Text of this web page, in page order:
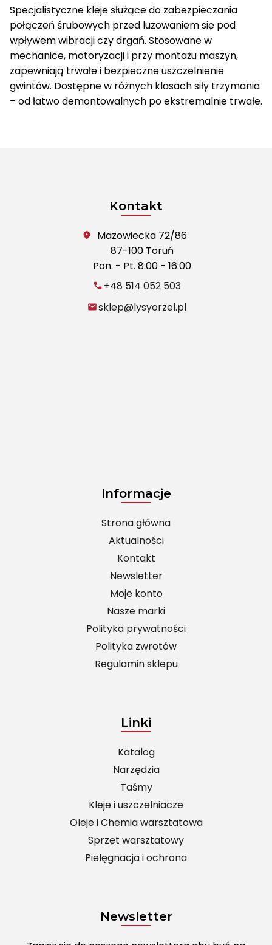
Specjalistyczne kleje służące do zabezpieczania
połączeń śrubowych przed luzowaniem się pod
wpływem wibracji czy drgań. Stosowane w
mechanice, motoryzacji i przy montażu maszyn,
zapewniają trwałe i bezpieczne uszczelnienie
gwintów. Dostępne w różnych klasach siły trzymania
– od łatwo demontowalnych po ekstremalnie trwałe.
Kontakt
Mazowiecka 72/86
87-100 Toruń
Pon. - Pt. 8:00 - 16:00
+48 514 052 503
sklep@lysyorzel.pl
Informacje
Strona główna
Aktualności
Kontakt
Newsletter
Moje konto
Nasze marki
Polityka prywatności
Polityka zwrotów
Regulamin sklepu
Linki
Katalog
Narzędzia
Taśmy
Kleje i uszczelniacze
Oleje i Chemia warsztatowa
Sprzęt warsztatowy
Pielęgnacja i ochrona
Newsletter